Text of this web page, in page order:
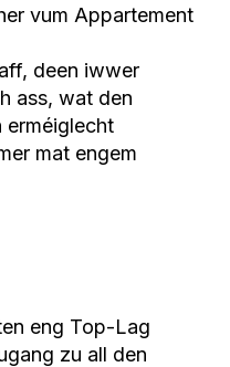
vum Appartement
deen iwwer
ass, wat den
erméiglecht
mat engem
eng Top-Lag
zu all den